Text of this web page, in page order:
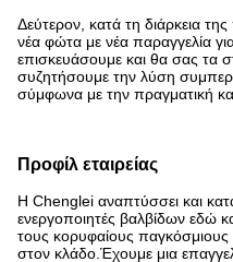
Δεύτερον, κατά τη διάρκεια
νέα φώτα με νέα παραγγελία
επισκευάσουμε και θα σας τα
συζητήσουμε την λύση
σύμφωνα με την πραγματική
Προφίλ εταιρείας
Η Chenglei αναπτύσσει και
ενεργοποιητές βαλβίδων εδώ
τους κορυφαίους
στον κλάδο.Έχουμε μια